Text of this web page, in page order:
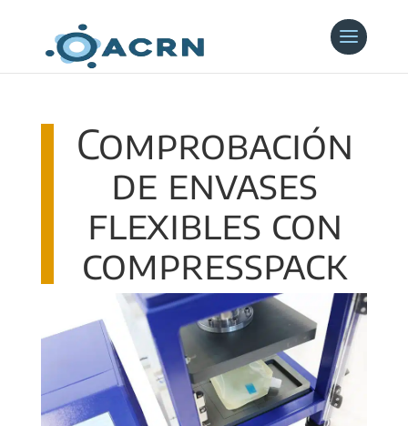
Comprobación
de envases
flexibles con
compresspack